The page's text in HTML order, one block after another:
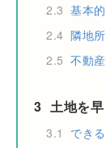
2.3 基本
2.4 隣地
2.5 不動
3 土地を
3.1
でき